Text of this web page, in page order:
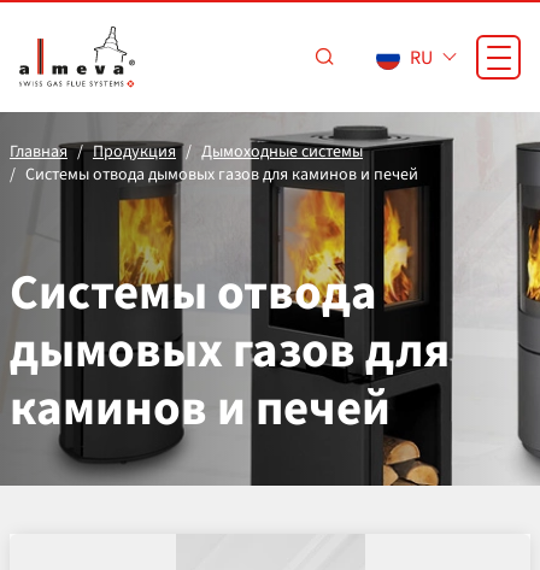
RU
Главная Продукция
Дымоходные системы
Системы отвода дымовых газов для каминов и печей
Системы отвода
дымовых газов для
каминов и печей